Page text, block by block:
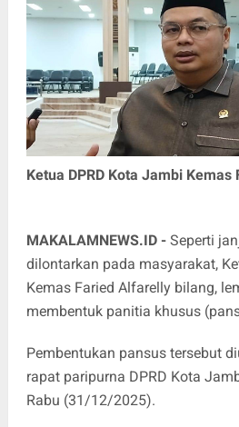
Ketua DPRD Kota Jambi
MAKALAMNEWS.ID - Seperti
dilontarkan pada masyarakat,
Kemas Faried Alfarelly bilang,
membentuk panitia khusus
Pembentukan pansus tersebut
rapat paripurna DPRD Kota
Rabu (31/12/2025).